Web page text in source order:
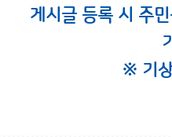
게시글 등록 시 주
※ 기